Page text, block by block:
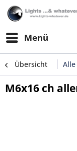
Menü
Übersicht
M6x16 ch